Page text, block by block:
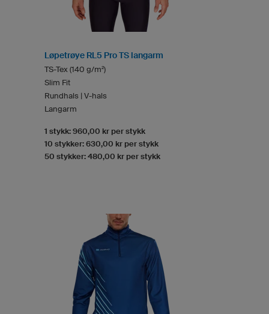
Løpetrøye RL5 Pro TS langarm
TS-Tex (140 g/m²)
Slim Fit
Rundhals | V-hals
Langarm
1 stykk: 960,00 kr per stykk
10 stykker: 630,00 kr per stykk
50 stykker: 480,00 kr per stykk